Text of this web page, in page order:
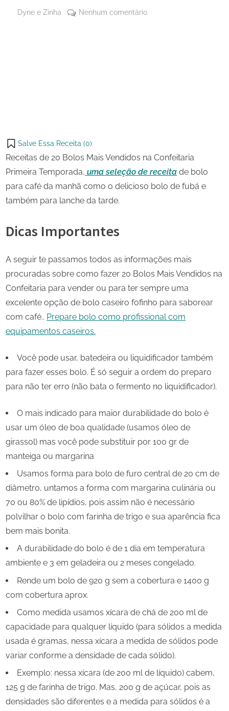
By
Dyne e Zinha Nenhum comentárioem
on
X
Salve Essa Receita (0)
Receitas de 20 Bolos Mais Vendidos na Confeitaria
Primeira Temporada, uma seleção de receita de bolo
para café da manhã como o delicioso bolo de fubá e
também para lanche da tarde.
Dicas Importantes
A seguir te passamos todos as informações mais
procuradas sobre como fazer 20 Bolos Mais Vendidos na
Confeitaria para vender ou para ter sempre uma
excelente opção de bolo caseiro fofinho para saborear
com café.. Prepare bolo como profissional com
equipamentos caseiros.
Você pode usar, batedeira ou liquidificador também
para fazer esses bolo. É só seguir a ordem do preparo
para não ter erro (não bata o fermento no liquidificador).
O mais indicado para maior durabilidade do bolo é
usar um óleo de boa qualidade (usamos óleo de
girassol) mas você pode substituir por 100 gr de
manteiga ou margarina
Usamos forma para bolo de furo central de 20 cm de
diâmetro, untamos a forma com margarina culinária ou
70 ou 80% de lipídios, pois assim não é necessário
polvilhar o bolo com farinha de trigo e sua aparência fica
bem mais bonita.
A durabilidade do bolo é de 1 dia em temperatura
ambiente e 3 em geladeira ou 2 meses congelado.
Rende um bolo de 920 g sem a cobertura e 1400 g
com cobertura aprox.
Como medida usamos xícara de chá de 200 ml de
capacidade para qualquer líquido (para sólidos a medida
usada é gramas, nessa xícara a medida de sólidos pode
variar conforme a densidade de cada sólido).
Exemplo: nessa xícara (de 200 ml de líquido) cabem,
125 g de farinha de trigo. Mas, 200 g de açúcar, pois as
densidades são diferentes e a medida para sólidos é a